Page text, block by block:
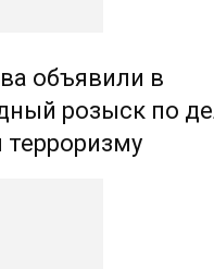
объявили в
розыск по
терроризму